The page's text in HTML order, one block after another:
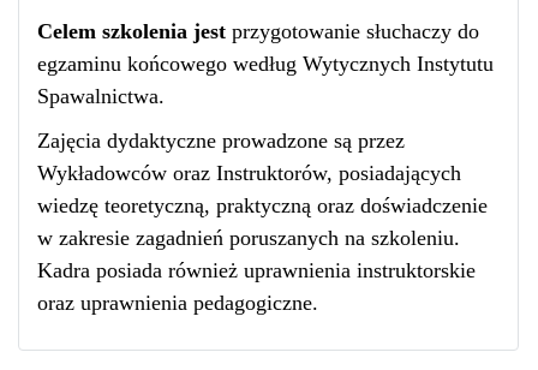
Celem szkolenia jest przygotowanie słuchaczy do
egzaminu końcowego według Wytycznych Instytutu
Spawalnictwa.
Zajęcia dydaktyczne prowadzone są przez
Wykładowców oraz Instruktorów, posiadających
wiedzę teoretyczną, praktyczną oraz doświadczenie
w zakresie zagadnień poruszanych na szkoleniu.
Kadra posiada również uprawnienia instruktorskie
oraz uprawnienia pedagogiczne.